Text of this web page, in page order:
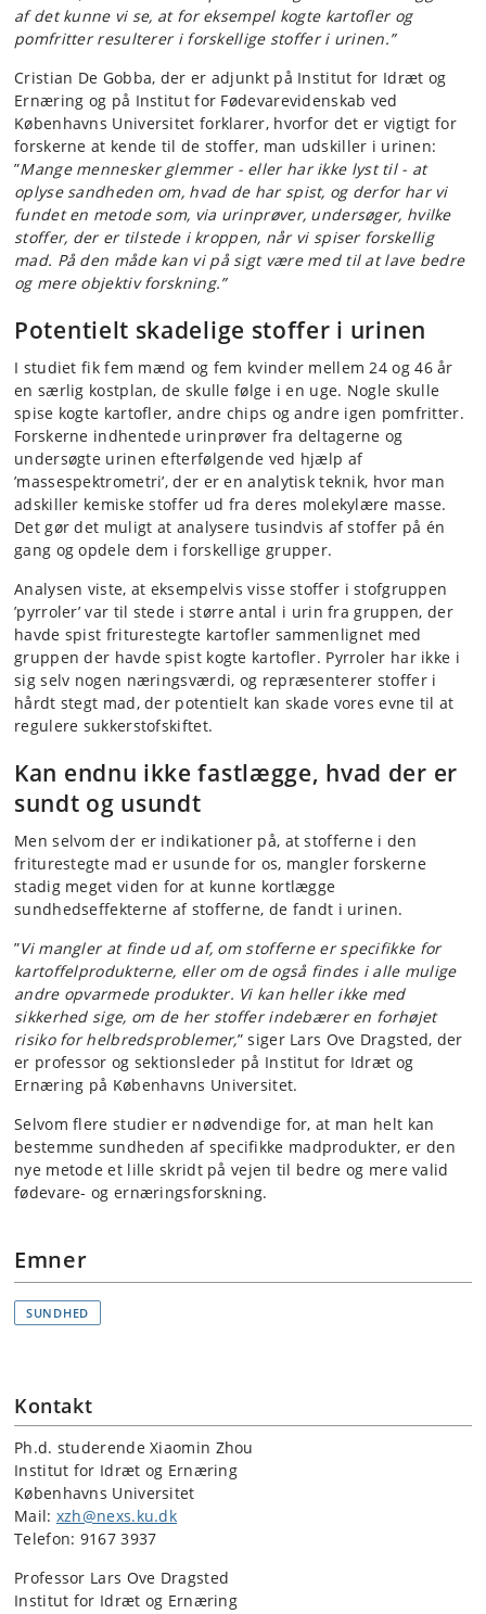
af det kunne vi se, at for eksempel kogte kartofler og
pomfritter resulterer i forskellige stoffer i urinen.”
Cristian De Gobba, der er adjunkt på Institut for Idræt og
Ernæring og på Institut for Fødevarevidenskab ved
Københavns Universitet forklarer, hvorfor det er vigtigt for
forskerne at kende til de stoffer, man udskiller i urinen:
”Mange mennesker glemmer - eller har ikke lyst til - at
oplyse sandheden om, hvad de har spist, og derfor har vi
fundet en metode som, via urinprøver, undersøger, hvilke
stoffer, der er tilstede i kroppen, når vi spiser forskellig
mad. På den måde kan vi på sigt være med til at lave bedre
og mere objektiv forskning.”
Potentielt skadelige stoffer i urinen
I studiet fik fem mænd og fem kvinder mellem 24 og 46 år
en særlig kostplan, de skulle følge i en uge. Nogle skulle
spise kogte kartofler, andre chips og andre igen pomfritter.
Forskerne indhentede urinprøver fra deltagerne og
undersøgte urinen efterfølgende ved hjælp af
’massespektrometri’, der er en analytisk teknik, hvor man
adskiller kemiske stoffer ud fra deres molekylære masse.
Det gør det muligt at analysere tusindvis af stoffer på én
gang og opdele dem i forskellige grupper.
Analysen viste, at eksempelvis visse stoffer i stofgruppen
’pyrroler’ var til stede i større antal i urin fra gruppen, der
havde spist friturestegte kartofler sammenlignet med
gruppen der havde spist kogte kartofler. Pyrroler har ikke i
sig selv nogen næringsværdi, og repræsenterer stoffer i
hårdt stegt mad, der potentielt kan skade vores evne til at
regulere sukkerstofskiftet.
Kan endnu ikke fastlægge, hvad der er
sundt og usundt
Men selvom der er indikationer på, at stofferne i den
friturestegte mad er usunde for os, mangler forskerne
stadig meget viden for at kunne kortlægge
sundhedseffekterne af stofferne, de fandt i urinen.
”Vi mangler at finde ud af, om stofferne er specifikke for
kartoffelprodukterne, eller om de også findes i alle mulige
andre opvarmede produkter. Vi kan heller ikke med
sikkerhed sige, om de her stoffer indebærer en forhøjet
risiko for helbredsproblemer,” siger Lars Ove Dragsted, der
er professor og sektionsleder på Institut for Idræt og
Ernæring på Københavns Universitet.
Selvom flere studier er nødvendige for, at man helt kan
bestemme sundheden af specifikke madprodukter, er den
nye metode et lille skridt på vejen til bedre og mere valid
fødevare- og ernæringsforskning.
Emner
SUNDHED
Kontakt
Ph.d. studerende Xiaomin Zhou
Institut for Idræt og Ernæring
Københavns Universitet
Mail: xzh@nexs.ku.dk
Telefon: 9167 3937
Professor Lars Ove Dragsted
Institut for Idræt og Ernæring